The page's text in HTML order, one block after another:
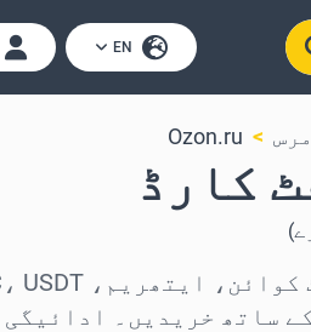
EN
Ozon.ru
)
کے ساتھ خریدیں۔